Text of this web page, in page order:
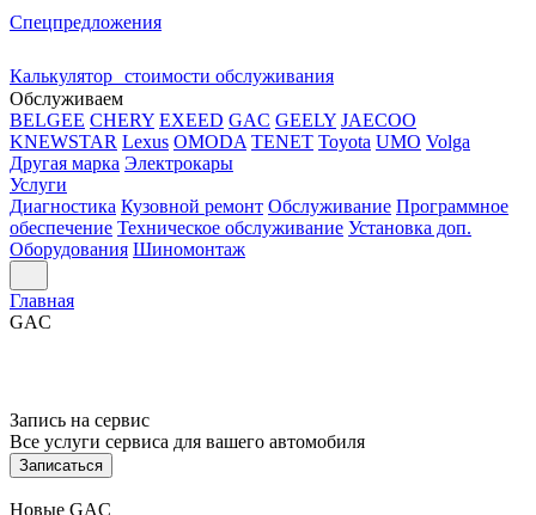
Спецпредложения
Калькулятор стоимости обслуживания
Обслуживаем
BELGEE CHERY EXEED GAC GEELY JAECOO
KNEWSTAR Lexus OMODA TENET Toyota UMO Volga
Другая марка Электрокары
Услуги
Диагностика Кузовной ремонт Обслуживание Программное
обеспечение Техническое обслуживание Установка доп.
Оборудования Шиномонтаж
Главная
GAC
Запись на сервис
Все услуги сервиса для вашего автомобиля
Записаться
Новые GAC